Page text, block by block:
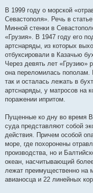
В 1999 году о морской
Севастополя». Речь в
Минной стенки в
«Грузия». В 1947 году его
артснаряды, из которых
отбуксировали в Казачью
Через девять лет «Грузию»
она переломилась
так и осталась лежать в
артснаряды, у матросов на
поражении ипритом.
Пущенные ко дну во время
суда представляют собой
действия. Причем особой
море, где похоронены
производства, но и
океан, насчитывающий
лежат преимущественно на
авианосца и 22 линейных